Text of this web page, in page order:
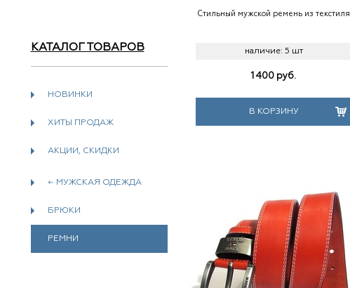
КАТАЛОГ ТОВАРОВ
НОВИНКИ
ХИТЫ ПРОДАЖ
АКЦИИ, СКИДКИ
← МУЖСКАЯ ОДЕЖДА
БРЮКИ
РЕМНИ
Стильный мужской ремень из текстиля
наличие: 5 шт
1 400 руб.
В КОРЗИНУ